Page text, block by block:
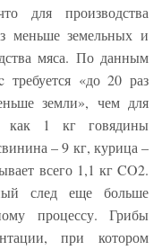
для производства
меньше земельных и
мяса. По данным
требуется «до 20 раз
земли», чем для
как 1 кг говядины
– 9 кг, курица –
всего 1,1 кг CO2.
след еще больше
процессу. Грибы
при котором